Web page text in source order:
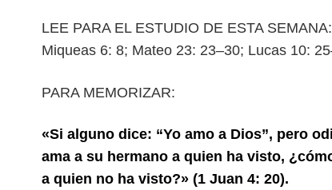
LEE PARA EL ESTUDIO DE ESTA
Miqueas 6: 8; Mateo 23: 23–30; Lucas 10:
PARA MEMORIZAR:
«Si alguno dice: “Yo amo a Dios”, pero
ama a su hermano a quien ha visto,
a quien no ha visto?» (1 Juan 4: 20).